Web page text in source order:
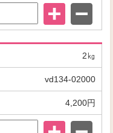
2㎏
vd134-02000
4,200円